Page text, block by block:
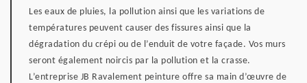
Les eaux de pluies, la pollution ainsi que les variations de
températures peuvent causer des fissures ainsi que la
dégradation du crépi ou de l’enduit de votre façade. Vos murs
seront également noircis par la pollution et la crasse.
L’entreprise JB Ravalement peinture offre sa main d’œuvre de